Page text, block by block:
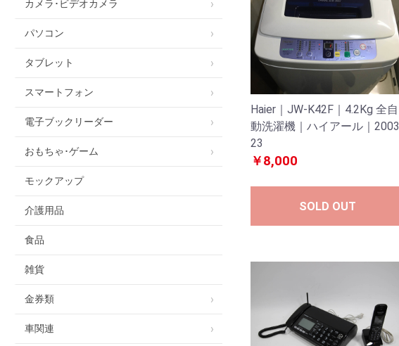
カメラ･ビデオカメラ
パソコン
タブレット
スマートフォン
電子ブックリーダー
おもちゃ･ゲーム
モックアップ
介護用品
食品
雑貨
金券類
車関連
Haier｜JW-K42F｜4.2Kg 全自
動洗濯機｜ハイアール｜2003
23
￥8,000
SOLD OUT